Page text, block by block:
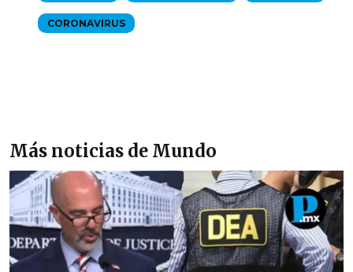
CORONAVIRUS
Más noticias de Mundo